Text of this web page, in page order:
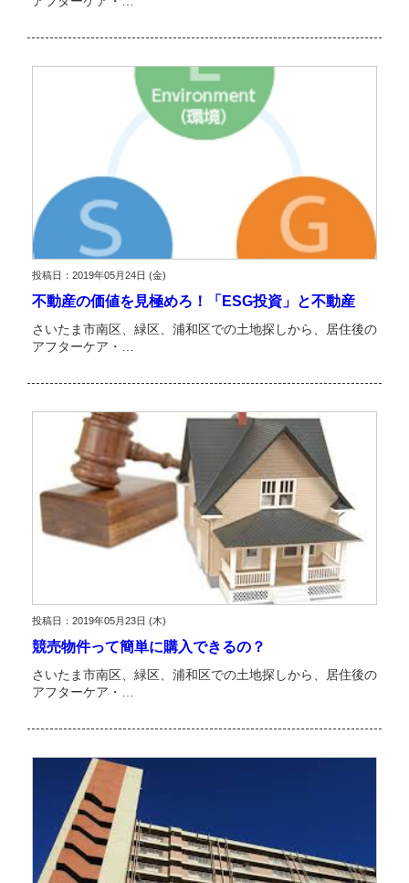
投稿日：2019年05月24日 (金)
不動産の価値を見極めろ！「ESG投資」と不動産
さいたま市南区、緑区、浦和区での土地探しから、居住後の
アフターケア・…
投稿日：2019年05月23日 (木)
競売物件って簡単に購入できるの？
さいたま市南区、緑区、浦和区での土地探しから、居住後の
アフターケア・…